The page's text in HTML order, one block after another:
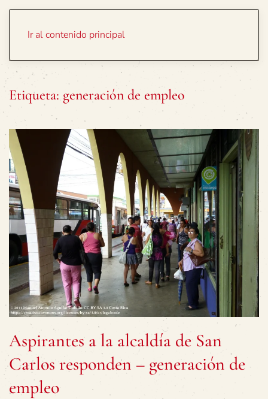
Ir al contenido principal
Etiqueta: generación de empleo
Aspirantes a la alcaldía de San
Carlos responden – generación de
empleo